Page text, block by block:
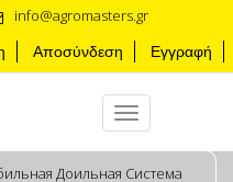
info@agromasters.gr
Αποσύνδεση Εγγραφή
Доильная Система